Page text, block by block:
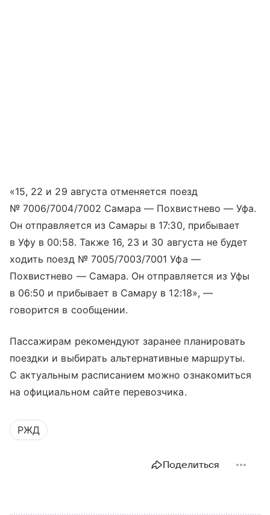
«15, 22 и 29 августа отменяется поезд
№ 7006/7004/7002 Самара — Похвистнево — Уфа.
Он отправляется из Самары в 17:30, прибывает
в Уфу в 00:58. Также 16, 23 и 30 августа не будет
ходить поезд № 7005/7003/7001 Уфа —
Похвистнево — Самара. Он отправляется из Уфы
в 06:50 и прибывает в Самару в 12:18», —
говорится в сообщении.
Пассажирам рекомендуют заранее планировать
поездки и выбирать альтернативные маршруты.
С актуальным расписанием можно ознакомиться
на официальном сайте перевозчика.
РЖД
Поделиться